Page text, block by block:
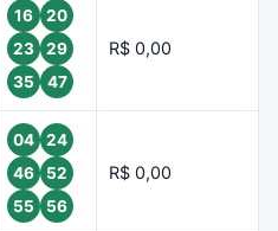
16
20
23
29
35
47
R$ 0,00
04
24
46
52
55
56
R$ 0,00